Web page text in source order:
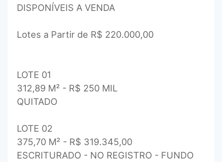
DISPONÍVEIS A VENDA
Lotes a Partir de R$ 220.000,00
LOTE 01
312,89 M² - R$ 250 MIL
QUITADO
LOTE 02
375,70 M² - R$ 319.345,00
ESCRITURADO - NO REGISTRO - FUNDO